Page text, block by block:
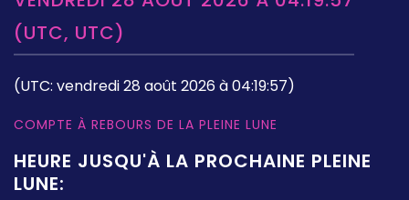
(UTC, UTC)
(UTC: vendredi 28 août 2026 à 04:19:57)
COMPTE À REBOURS DE LA PLEINE LUNE
HEURE JUSQU'À LA PROCHAINE PLEINE
LUNE: